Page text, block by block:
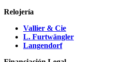
Relojería
Vallier & Cie
L. Furtwängler
Langendorf